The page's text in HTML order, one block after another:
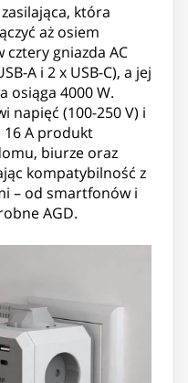
która
aż osiem
cztery gniazda AC
A i 2 x USB-C), a jej
osiąga 4000 W.
napięć (100-250 V) i
16 A produkt
biurze oraz
kompatybilność z
– od smartfonów i
AGD.